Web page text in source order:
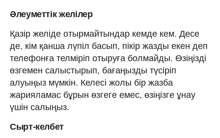
Әлеуметтік желілер
Қазір желіде отырмайтындар кемде кем. Десе
де, кім қанша лүпіл басып, пікір жазды екен деп
телефонға телміріп отыруға болмайды. Өзіңізді
өзгемен салыстырып, бағаңызды түсіріп
алуыңыз мүмкін. Келесі жолы бір жазба
жарияламас бұрын өзгеге емес, өзіңізге ұнау
үшін салыңыз.
Сырт-келбет